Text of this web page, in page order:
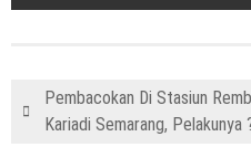
Pembacokan Di Stasiun
Kariadi Semarang, Pelakunya